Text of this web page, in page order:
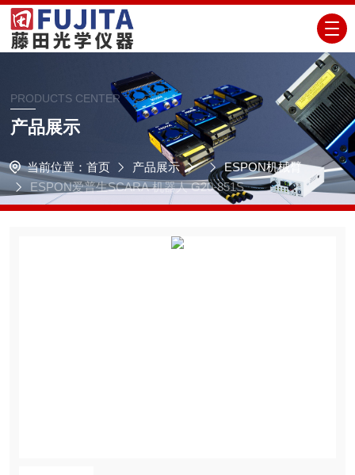
PRODUCTS CENTER
产品展示
当前位置： 首页 产品展示
ESPON机械臂
ESPON爱普生SCARA 机器人 G20-851S